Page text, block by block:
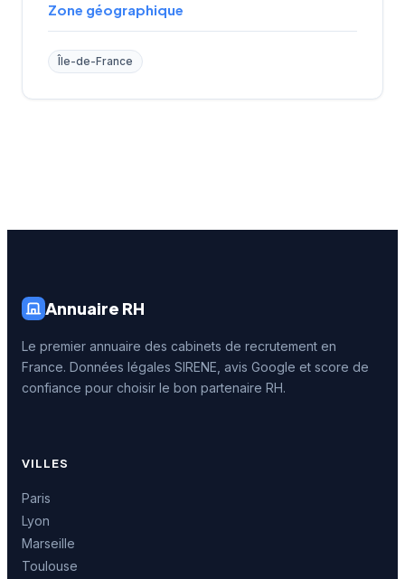
Zone géographique
Île-de-France
Annuaire RH
Le premier annuaire des cabinets de recrutement en
France. Données légales SIRENE, avis Google et score de
confiance pour choisir le bon partenaire RH.
VILLES
Paris
Lyon
Marseille
Toulouse